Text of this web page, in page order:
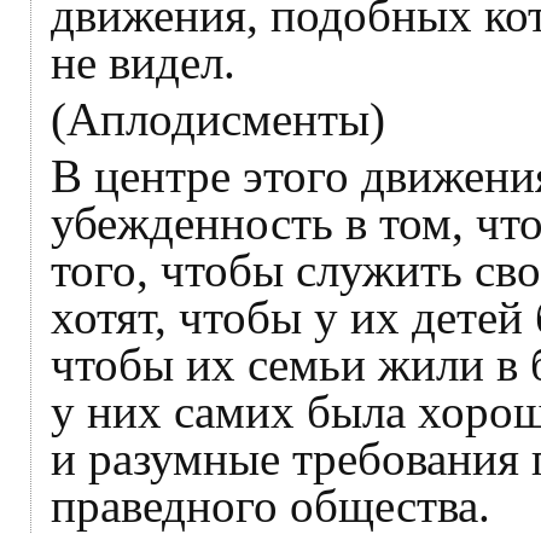
движения, подобных
не видел.
(Аплодисменты)
В центре этого
убежденность в том,
того, чтобы служить
хотят, чтобы у их
чтобы их семьи жили в
у них самих была
и разумные
праведного общества.